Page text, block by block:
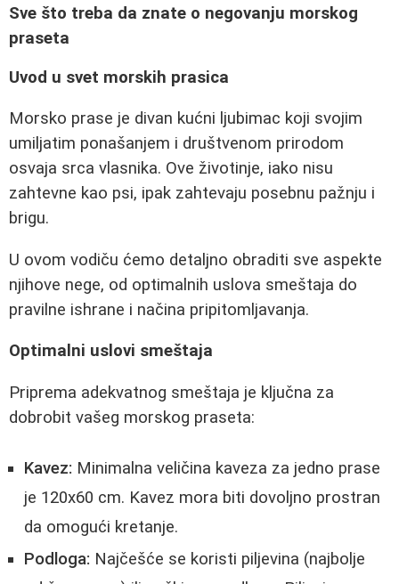
Sve što treba da znate o negovanju morskog
praseta
Uvod u svet morskih prasica
Morsko prase je divan kućni ljubimac koji svojim
umiljatim ponašanjem i društvenom prirodom
osvaja srca vlasnika. Ove životinje, iako nisu
zahtevne kao psi, ipak zahtevaju posebnu pažnju i
brigu.
U ovom vodiču ćemo detaljno obraditi sve aspekte
njihove nege, od optimalnih uslova smeštaja do
pravilne ishrane i načina pripitomljavanja.
Optimalni uslovi smeštaja
Priprema adekvatnog smeštaja je ključna za
dobrobit vašeg morskog praseta:
Kavez: Minimalna veličina kaveza za jedno prase
je 120x60 cm. Kavez mora biti dovoljno prostran
da omogući kretanje.
Podloga: Najčešće se koristi piljevina (najbolje